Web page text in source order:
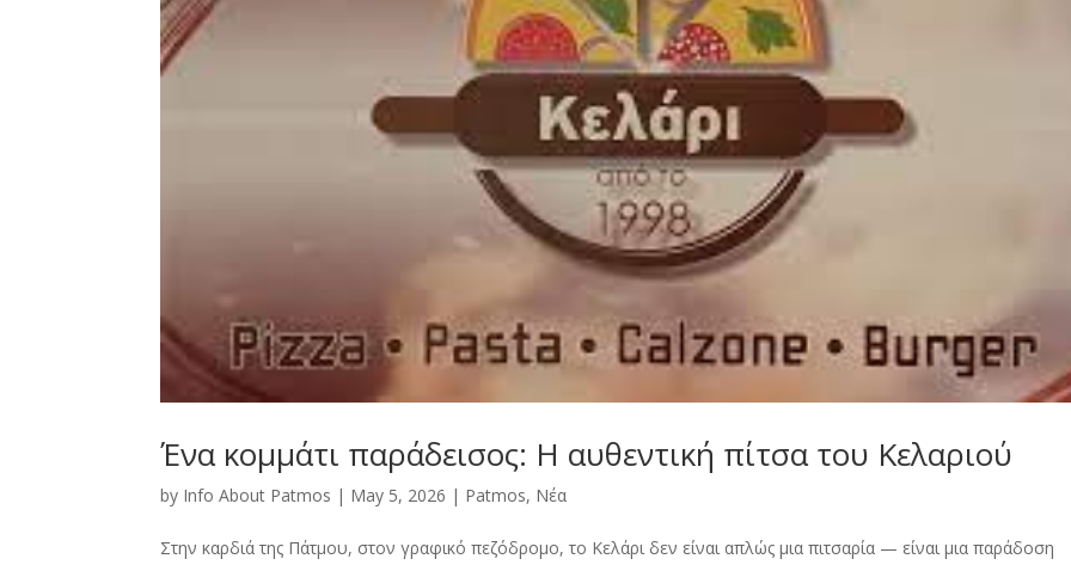
Ένα κομμάτι παράδεισος: Η αυθεντική πίτσα του Κελαριού
by Info About Patmos | May 5, 2026 | Patmos, Νέα
Στην καρδιά της Πάτμου, στον γραφικό πεζόδρομο, το Κελάρι δεν είναι απλώς μια πιτσαρία — είναι μια παράδοση